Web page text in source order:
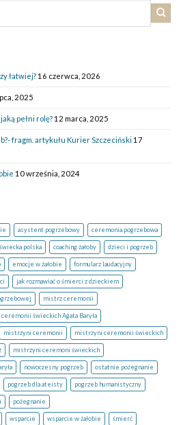
łatwiej?16 czerwca, 2026
2025
pełni rolę?12 marca, 2025
fragm. artykułu Kurier Szczeciński 17
10 września, 2024
asystent pogrzebowy ceremonia pogrzebowa
polska coaching żałoby dzieci i pogrzeb
emocje w żałobie formularz laudacyjny
jak rozmawiać o śmierci z dzieckiem
mistrz ceremonii
świeckich Agata Baryła
mistrzyni ceremonii mistrzyni ceremonii świeckich
mistrzyni ceremoni świeckich
nowoczesny pogrzeb ostatnie pożegnanie
pogrzeb dla ateisty pogrzeb humanistyczny
pożegnanie
wsparcie wsparcie w żałobie śmierć